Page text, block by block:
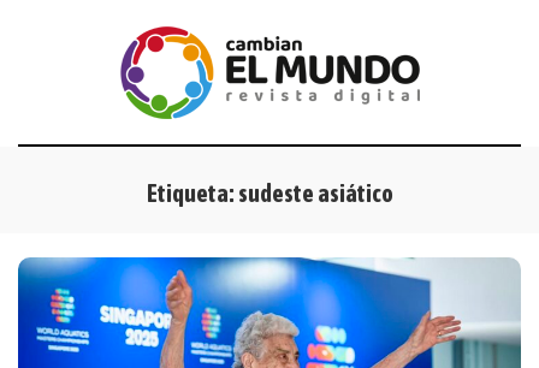
Etiqueta: sudeste asiático